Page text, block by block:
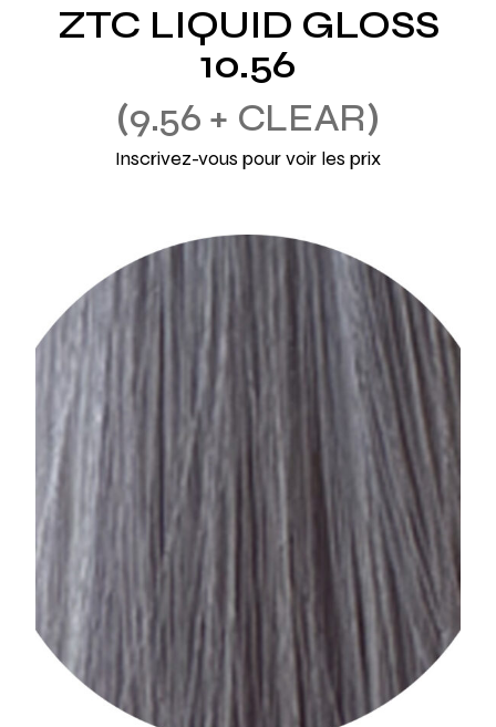
ZTC LIQUID GLOSS
10.56
9.56 + CLEAR
Inscrivez-vous pour voir les prix